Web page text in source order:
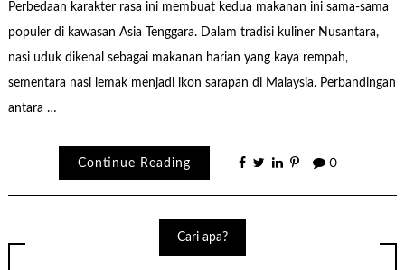
Perbedaan karakter rasa ini membuat kedua makanan ini sama-sama
populer di kawasan Asia Tenggara. Dalam tradisi kuliner Nusantara,
nasi uduk dikenal sebagai makanan harian yang kaya rempah,
sementara nasi lemak menjadi ikon sarapan di Malaysia. Perbandingan
antara …
Continue Reading 0
Cari apa?